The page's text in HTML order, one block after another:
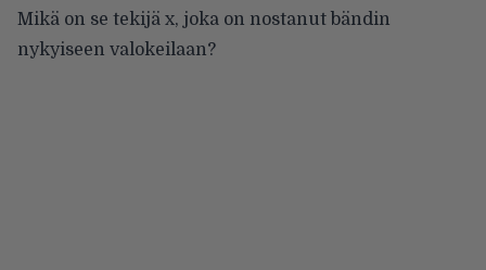
Mikä on se tekijä x, joka on nostanut bändin
nykyiseen valokeilaan?